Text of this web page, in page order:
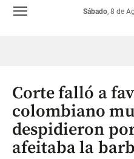
Colombia
Sábado, 8 de
menu
Corte falló a
colombiano
despidieron
afeitaba la